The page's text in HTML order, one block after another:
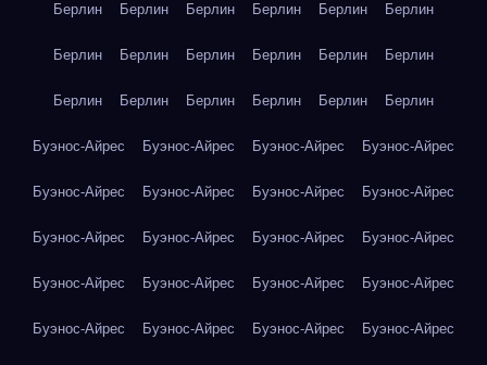
Берлин Берлин Берлин Берлин Берлин Берлин
Берлин Берлин Берлин Берлин Берлин Берлин
Берлин Берлин Берлин Берлин Берлин Берлин
Буэнос-Айрес Буэнос-Айрес Буэнос-Айрес Буэнос-Айрес
Буэнос-Айрес Буэнос-Айрес Буэнос-Айрес Буэнос-Айрес
Буэнос-Айрес Буэнос-Айрес Буэнос-Айрес Буэнос-Айрес
Буэнос-Айрес Буэнос-Айрес Буэнос-Айрес Буэнос-Айрес
Буэнос-Айрес Буэнос-Айрес Буэнос-Айрес Буэнос-Айрес